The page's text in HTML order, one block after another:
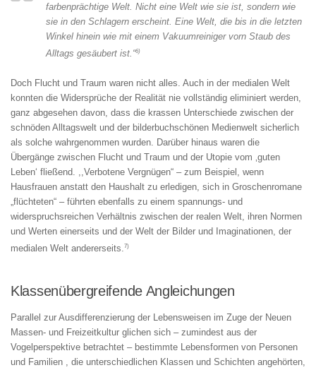
farbenprächtige Welt. Nicht eine Welt wie sie ist, sondern wie
sie in den Schlagern erscheint. Eine Welt, die bis in die letzten
Winkel hinein wie mit einem Vakuumreiniger vorn Staub des
Alltags gesäubert ist.“6)
Doch Flucht und Traum waren nicht alles. Auch in der medialen Welt
konnten die Widersprüche der Realität nie vollständig eliminiert werden,
ganz abgesehen davon, dass die krassen Unterschiede zwischen der
schnöden Alltagswelt und der bilderbuchschönen Medienwelt sicherlich
als solche wahrgenommen wurden. Darüber hinaus waren die
Übergänge zwischen Flucht und Traum und der Utopie vom ‚guten
Leben‘ fließend. ,,Verbotene Vergnügen“ – zum Beispiel, wenn
Hausfrauen anstatt den Haushalt zu erledigen, sich in Groschenromane
„flüchteten“ – führten ebenfalls zu einem spannungs- und
widerspruchsreichen Verhältnis zwischen der realen Welt, ihren Normen
und Werten einerseits und der Welt der Bilder und Imaginationen, der
medialen Welt andererseits.7)
Klassenübergreifende Angleichungen
Parallel zur Ausdifferenzierung der Lebensweisen im Zuge der Neuen
Massen- und Freizeitkultur glichen sich – zumindest aus der
Vogelperspektive betrachtet – bestimmte Lebensformen von Personen
und Familien , die unterschiedlichen Klassen und Schichten angehörten,